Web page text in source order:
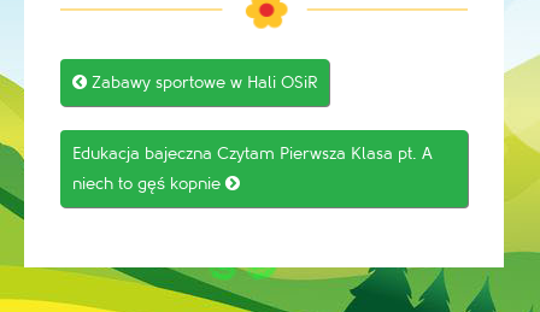
Post
navigation
 Zabawy sportowe w Hali OSiR
Edukacja bajeczna Czytam Pierwsza Klasa pt. A
niech to gęś kopnie 